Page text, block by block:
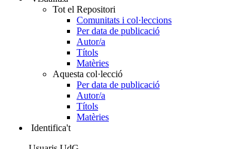
Tot el Repositori
Comunitats i col·leccions
Per data de publicació
Autor/a
Títols
Matèries
Aquesta col·lecció
Per data de publicació
Autor/a
Títols
Matèries
Identifica't